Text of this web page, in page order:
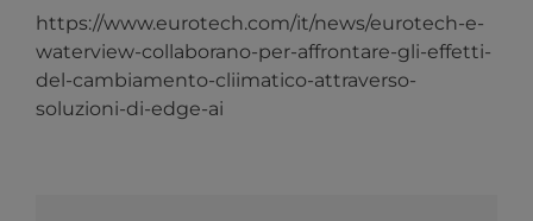
https://www.eurotech.com/it/news/eurotech-e-
waterview-collaborano-per-affrontare-gli-effetti-
del-cambiamento-cliimatico-attraverso-
soluzioni-di-edge-ai